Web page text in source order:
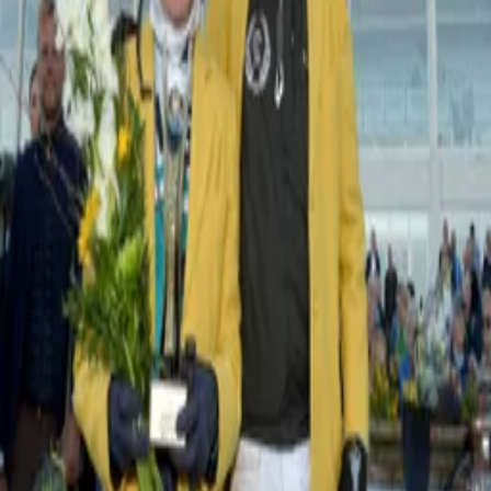
Travnet.se/ V64 Örebro 2025-05-15
V64 Örebro 2025-05-15
Travtips
V64-tips: Intressant jänkare i Sverigedebut
15 MAJ KL. 02:00
Cookiepolicy
Integritetspolicy
Om oss
Kundtjänst
Prenumerationsvillkor
Verifierings- och faktagranskningspolicy
Redaktionell policy
Hantera datainställningar
Partners